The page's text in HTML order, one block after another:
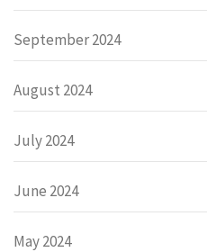
September 2024
August 2024
July 2024
June 2024
May 2024